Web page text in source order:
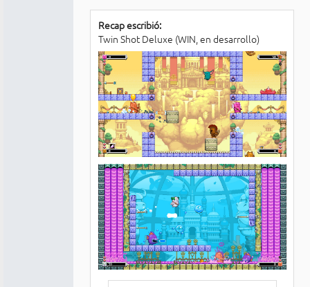
Recap escribió:
Twin Shot Deluxe (WIN, en desarrollo)